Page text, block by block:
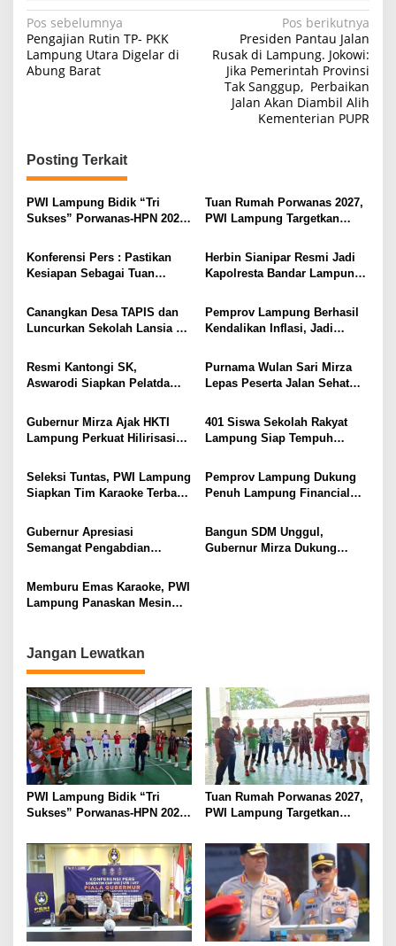
N
a
v
a
s
i
p
o
s
Pos sebelumnya
Pengajian Rutin TP- PKK
Lampung Utara Digelar di
Abung Barat
Pos berikutnya
Presiden Pantau Jalan
Rusak di Lampung. Jokowi:
Jika Pemerintah Provinsi
Tak Sanggup, Perbaikan
Jalan Akan Diambil Alih
Kementerian PUPR
Posting Terkait
PWI Lampung Bidik “Tri
Sukses” Porwanas-HPN 2027:
Pariwisata Menggeliat
Tuan Rumah Porwanas 2027,
PWI Lampung Targetkan
Konferensi Pers : Pastikan
Kesiapan Sebagai Tuan
Tiga Venue Pelaksanaan
Soeratin Cup Piala Gubernur
Lampung
Herbin Sianipar Resmi Jadi
Kapolresta Bandar Lampung,
Prioritas
Canangkan Desa TAPIS dan
Luncurkan Sekolah Lansia di
TP PKK Lampung Dorong
Pembangunan SDM Dimulai
dari Desa
Pemprov Lampung Berhasil
Kendalikan Inflasi, Jadi
Terendah di Sumatera
Resmi Kantongi SK,
Aswarodi Siapkan Pelatda
Menuju Porwanas 2027
Purnama Wulan Sari Mirza
Lepas Peserta Jalan Sehat
Lansia Sehat dan Bahagia
Gubernur Mirza Ajak HKTI
Lampung Perkuat Hilirisasi
Kesejahteraan Petani
401 Siswa Sekolah Rakyat
Lampung Siap Tempuh
Dorong Lahirnya Generasi
Emas
Seleksi Tuntas, PWI Lampung
Siapkan Tim Karaoke Terbaik
Pemprov Lampung Dukung
Penuh Lampung Financial
Keuangan Generasi Muda
Gubernur Apresiasi
Semangat Pengabdian
Menjaga Stabilitas Lampung
Bangun SDM Unggul,
Gubernur Mirza Dukung
Memburu Emas Karaoke, PWI
Lampung Panaskan Mesin
Jangan Lewatkan
PWI Lampung Bidik “Tri
Sukses” Porwanas-HPN 2027:
Pariwisata Menggeliat
Tuan Rumah Porwanas 2027,
PWI Lampung Targetkan